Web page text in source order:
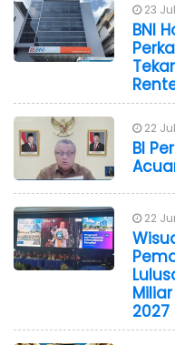
23 Jul
BNI
22 Jul
BI
22
2027